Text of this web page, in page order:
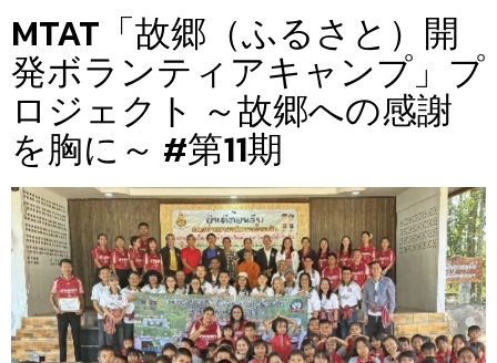
MTAT「故郷（ふるさと）開
発ボランティアキャンプ」プ
ロジェクト ～故郷への感謝
を胸に～ #第11期